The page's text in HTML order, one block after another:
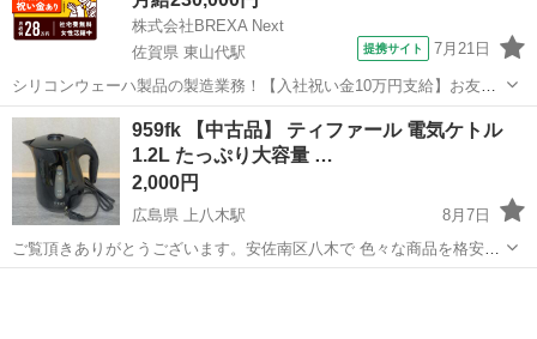
株式会社BREXA Next
佐賀県 東山代駅
提携サイト 7月21日
シリコンウェーハ製品の製造業務！【入社祝い金10万円支給】お友達
やカップルとの応募OK◎年間休日129日＆休出なしでプライベート充
実♪業務はクリーンルームで快適作業◎自社正社員登用制度あり★1食
300円～の格安食堂あり！《佐...
佐賀 伊万里市 東山代駅 その他
959fk 【中古品】 ティファール 電気ケトル
1.2L たっぷり大容量 …
2,000円
広島県 上八木駅
8月7日
ご覧頂きありがとうございます。安佐南区八木で 色々な商品を格安販
売しております。 まとめてご購入して頂ければ、お値引きさせて頂き